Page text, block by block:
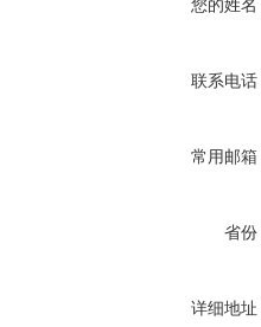
您的姓名
联系电话
常用邮箱
省份
详细地址